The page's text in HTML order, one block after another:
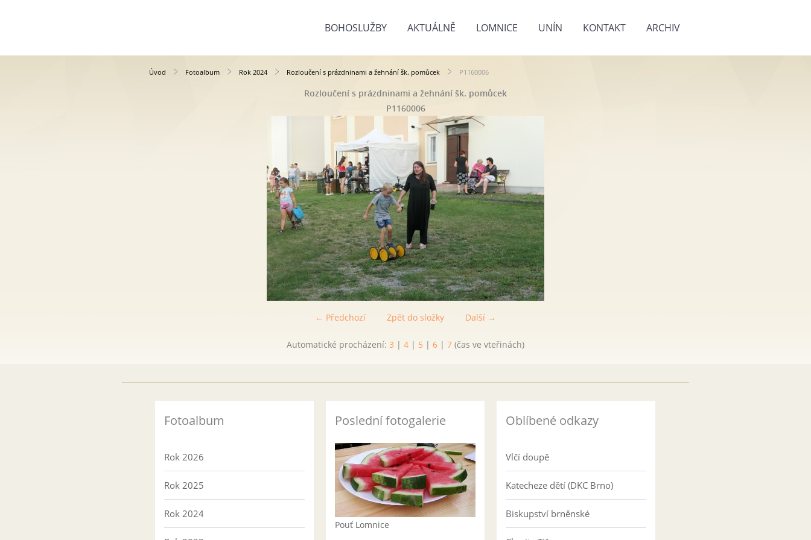
BOHOSLUŽBY AKTUÁLNĚ LOMNICE UNÍN KONTAKT ARCHIV
Úvod Fotoalbum Rok 2024 Rozloučení s prázdninami a žehnání šk. pomůcek P1160006
Rozloučení s prázdninami a žehnání šk. pomůcek
P1160006
← Předchozí Další →
Zpět do složky
Automatické procházení: 3 | 4 | 5 | 6 | 7 (čas ve vteřinách)
Fotoalbum
Rok 2026
Rok 2025
Rok 2024
Poslední fotogalerie
Pouť Lomnice
Oblíbené odkazy
Vlčí doupě
Katecheze dětí (DKC Brno)
Biskupství brněnské